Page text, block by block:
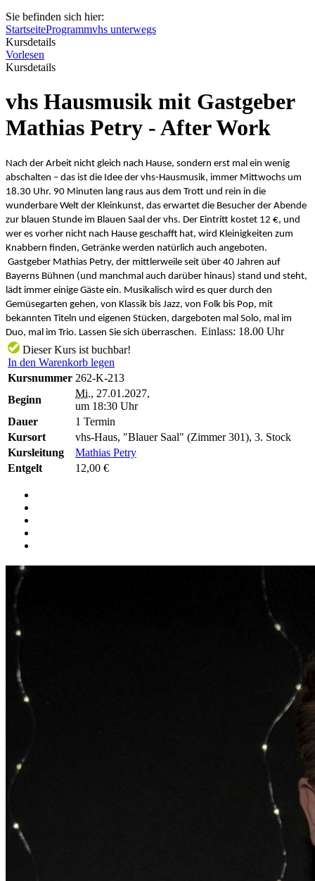
Sie befinden sich hier:
StartseiteProgrammvhs unterwegs
Kursdetails
Vorlesen
Kursdetails
vhs Hausmusik mit Gastgeber
Mathias Petry - After Work
Nach der Arbeit nicht gleich nach Hause, sondern erst mal ein wenig
abschalten – das ist die Idee der vhs-Hausmusik, immer Mittwochs um
18.30 Uhr. 90 Minuten lang raus aus dem Trott und rein in die
wunderbare Welt der Kleinkunst, das erwartet die Besucher der Abende
zur blauen Stunde im Blauen Saal der vhs. Der Eintritt kostet 12 €, und
wer es vorher nicht nach Hause geschafft hat, wird Kleinigkeiten zum
Knabbern finden, Getränke werden natürlich auch angeboten.
Gastgeber Mathias Petry, der mittlerweile seit über 40 Jahren auf
Bayerns Bühnen (und manchmal auch darüber hinaus) stand und steht,
lädt immer einige Gäste ein. Musikalisch wird es quer durch den
Gemüsegarten gehen, von Klassik bis Jazz, von Folk bis Pop, mit
bekannten Titeln und eigenen Stücken, dargeboten mal Solo, mal im
Duo, mal im Trio. Lassen Sie sich überraschen. Einlass: 18.00 Uhr
Dieser Kurs ist buchbar!
In den Warenkorb legen
Kursnummer 262-K-213
Beginn
Mi., 27.01.2027,
um 18:30 Uhr
Dauer
1 Termin
Kursort
vhs-Haus, "Blauer Saal" (Zimmer 301), 3. Stock
Kursleitung
Mathias Petry
Entgelt
12,00 €